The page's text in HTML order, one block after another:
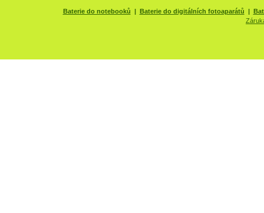
Baterie do notebooků | Baterie do digitálních fotoaparátů |